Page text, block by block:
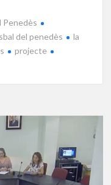
Penedès
del penedès
la
projecte